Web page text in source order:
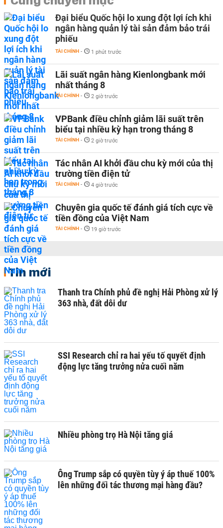
Đại biểu Quốc hội lo xung đột lợi ích khi
ngân hàng quản lý tài sản đảm bảo trái
phiếu
TÀI CHÍNH - 1 phút trước
Lãi suất ngân hàng Kienlongbank mới
nhất tháng 8
TÀI CHÍNH - 2 giờ trước
VPBank điều chỉnh giảm lãi suất trên
biểu tại nhiều kỳ hạn trong tháng 8
TÀI CHÍNH - 2 giờ trước
Tác nhân AI khởi đầu chu kỳ mới của thị
trường tiền điện tử
TÀI CHÍNH - 4 giờ trước
Chuyên gia quốc tế đánh giá tích cực về
tiền đồng của Việt Nam
TÀI CHÍNH - 19 giờ trước
Tin mới
Thanh tra Chính phủ đề nghị Hải Phòng xử lý
363 nhà, đất dôi dư
SSI Research chỉ ra hai yếu tố quyết định
động lực tăng trưởng nửa cuối năm
Nhiều phòng trọ Hà Nội tăng giá
Ông Trump sắp có quyền tùy ý áp thuế 100%
lên những đối tác thương mại hàng đầu?